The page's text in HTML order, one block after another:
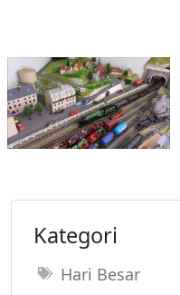
Kategori
Hari Besar